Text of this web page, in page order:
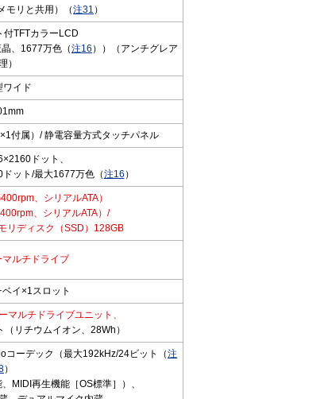
モリと共用）（注31 ）
付TFTカラーLCD
、1677万色（注16 ））（アンチグレア
）
ワイド
付属）/ 静電容量方式タッチパネル
ドット、
ット/最大1677万色（注16 ）
、シリアルATA）
、シリアルATA）/
リディスク（SSD）128GB
マルチドライブ
イ×1スロット
マルチドライブユニット、
リチウムイオン、28Wh）
ーデック（最大192kHz/24ビット（注
）
MIDI再生機能［OS標準］）、